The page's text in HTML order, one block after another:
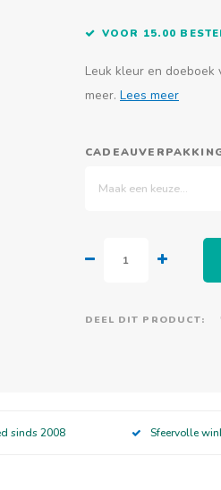
VOOR 15.00
Leuk kleur en doeboek
meer. Lees meer
Maak een keuze...
DEEL DIT PRODUCT:
sinds 2008 Sfeervolle